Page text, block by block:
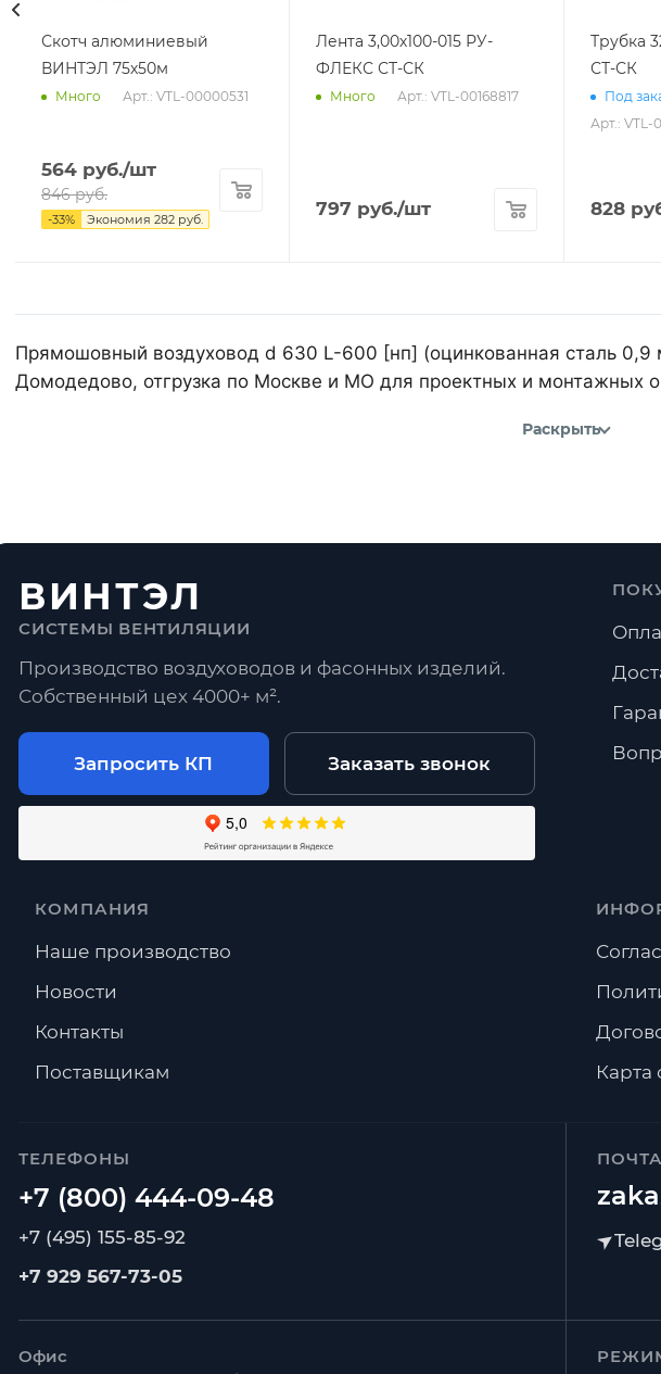
Скотч алюминиевый
ВИНТЭЛ 75х50м
Много Арт.: VTL-00000531
564 руб./шт
846руб.
-33% Экономия 282 руб.
Лента 3,00х100-015 РУ-
ФЛЕКС СТ-СК
Много Арт.: VTL-00168817
797 руб./шт
Трубка
СТ-СК
Под
Арт.: VTL-
828
Прямошовный воздуховод d 630 L-600 [нп] (оцинкованная сталь
Домодедово, отгрузка по Москве и МО для проектных и монтажных
Раскрыть
ВИНТЭЛ
СИСТЕМЫ ВЕНТИЛЯЦИИ
Производство воздуховодов и фасонных изделий.
Собственный цех 4000+ м².
Запросить КП Заказать звонок
ТЕЛЕФОНЫ
+7 (495) 155-85-92
+7 929 567-73-05
Офис
КОМПАНИЯ
Наше производство
Новости
Контакты
Поставщикам
Карта